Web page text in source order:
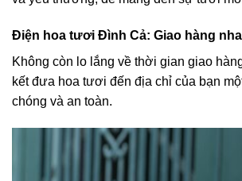
Điện hoa tươi Đình Cả: Giao hàng
Không còn lo lắng về thời gian giao
kết đưa hoa tươi đến địa chỉ của bạn
chóng và an toàn.